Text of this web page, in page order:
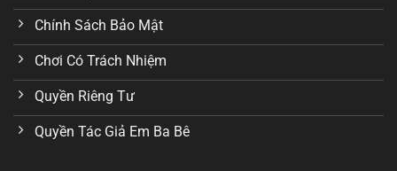
Chính Sách Bảo Mật
Chơi Có Trách Nhiệm
Quyền Riêng Tư
Quyền Tác Giả Em Ba Bê